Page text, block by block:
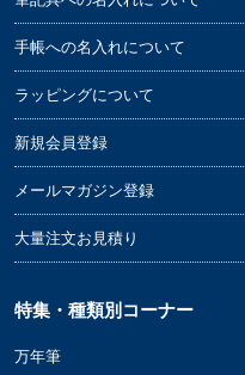
手帳への名入れについて
ラッピングについて
新規会員登録
メールマガジン登録
大量注文お見積り
特集・種類別コーナー
万年筆